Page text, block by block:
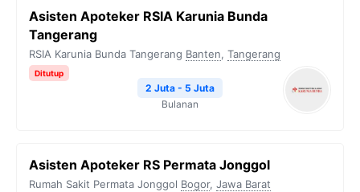
Asisten Apoteker RSIA Karunia Bunda
Tangerang
RSIA Karunia Bunda Tangerang Banten, Tangerang
Ditutup
2 Juta - 5 Juta
Bulanan
Asisten Apoteker RS Permata Jonggol
Rumah Sakit Permata Jonggol Bogor, Jawa Barat